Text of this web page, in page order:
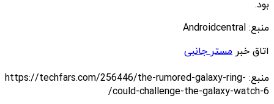
بود.
منبع: Androidcentral
اتاق خبر مستر جانبی
منبع: https://techfars.com/256446/the-rumored-galaxy-ring-
could-challenge-the-galaxy-watch-6/